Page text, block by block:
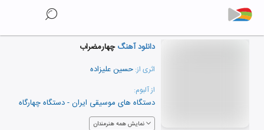
دانلود آهنگچهارمضراب
اثری از: حسین علیزاده
از آلبوم:
دستگاه های موسیقی ایران - دستگاه چهارگاه
نمایش همه هنرمندان